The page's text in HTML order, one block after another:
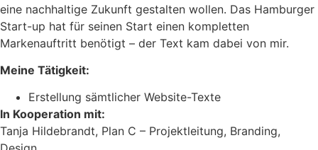
eine nachhaltige Zukunft gestalten wollen. Das Hamburger
Start-up hat für seinen Start einen kompletten
Markenauftritt benötigt – der Text kam dabei von mir.
Meine Tätigkeit:
Erstellung sämtlicher Website-Texte
In Kooperation mit:
Tanja Hildebrandt, Plan C – Projektleitung, Branding,